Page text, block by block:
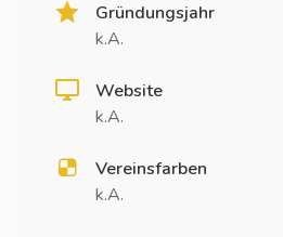
Gründungsjahr
k.A.
Website
k.A.
Vereinsfarben
k.A.